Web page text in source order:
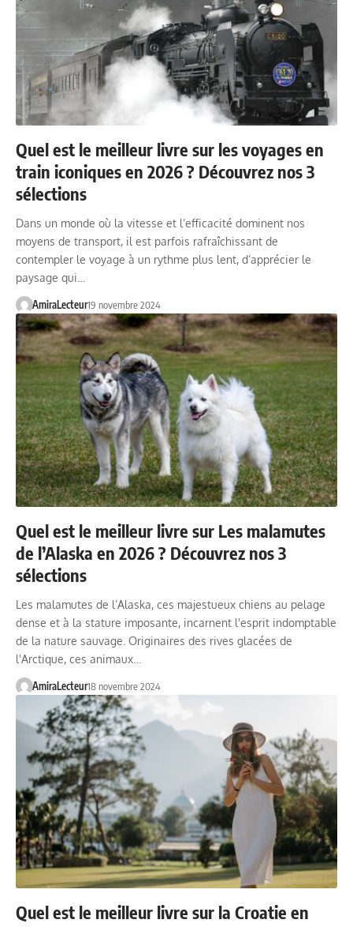
Quel est le meilleur livre sur les voyages en
train iconiques en 2026 ? Découvrez nos 3
sélections
Dans un monde où la vitesse et l’efficacité dominent nos
moyens de transport, il est parfois rafraîchissant de
contempler le voyage à un rythme plus lent, d’apprécier le
paysage qui…
AmiraLecteur19 novembre 2024
Quel est le meilleur livre sur Les malamutes
de l’Alaska en 2026 ? Découvrez nos 3
sélections
Les malamutes de l’Alaska, ces majestueux chiens au pelage
dense et à la stature imposante, incarnent l'esprit indomptable
de la nature sauvage. Originaires des rives glacées de
l'Arctique, ces animaux…
AmiraLecteur18 novembre 2024
Quel est le meilleur livre sur la Croatie en